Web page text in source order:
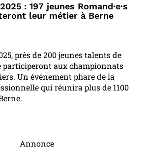
: 197 jeunes Romand·e·s
leur métier à Berne
près de 200 jeunes talents de
participeront aux championnats
Un événement phare de la
qui réunira plus de 1100
Annonce